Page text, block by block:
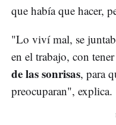
que había que hacer,
"Lo viví mal, se
en el trabajo, con
de las sonrisas, para
preocuparan", explica.